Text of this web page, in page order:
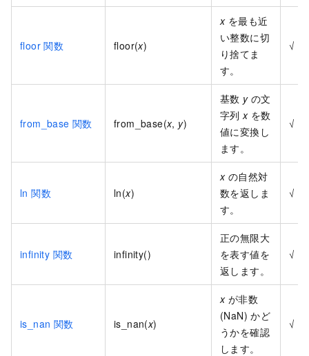
floor 関数 floor(x)
xを最も近
い整数に切
り捨てま
す。
√
from_base 関数 from_base(x, y)
基数 yの文
字列xを数
値に変換し
ます。
√
ln 関数 ln(x)
xの自然対
数を返しま
す。
√
infinity 関数 infinity()
正の無限大
を表す値を
返します。
√
is_nan 関数 is_nan(x)
xが非数
(NaN) かど
うかを確認
します。
√